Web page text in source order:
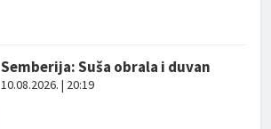
Semberija: Suša obrala i duvan
10.08.2026. | 20:19